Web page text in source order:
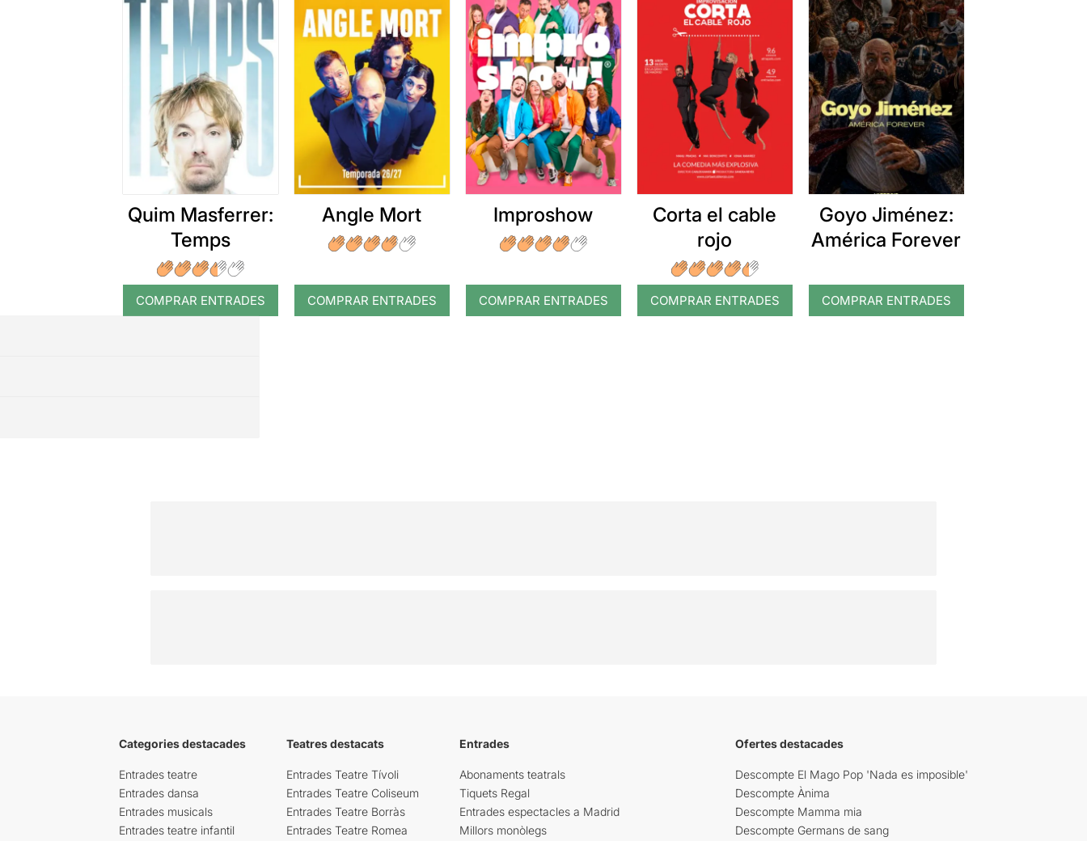
Quim Masferrer:
Temps
COMPRAR ENTRADES
Angle Mort
COMPRAR ENTRADES
Improshow
COMPRAR ENTRADES
Corta el cable
rojo
COMPRAR ENTRADES
Goyo Jiménez:
América Forever
COMPRAR ENTRADES
Categories destacades
Entrades teatre
Entrades dansa
Entrades musicals
Entrades teatre infantil
Teatres destacats
Entrades Teatre Tívoli
Entrades Teatre Coliseum
Entrades Teatre Borràs
Entrades Teatre Romea
Entrades
Abonaments teatrals
Tiquets Regal
Entrades espectacles a Madrid
Millors monòlegs
Ofertes destacades
Descompte El Mago Pop 'Nada es imposible'
Descompte Ànima
Descompte Mamma mia
Descompte Germans de sang